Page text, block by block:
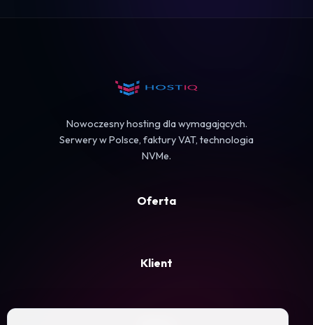
Nowoczesny hosting dla wymagających.
Serwery w Polsce, faktury VAT, technologia
NVMe.
Oferta
Klient